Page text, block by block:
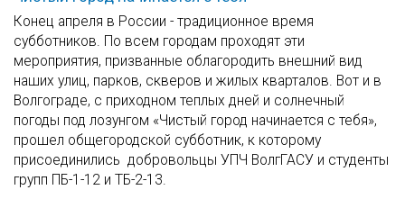
Конец апреля в России - традиционное время
субботников. По всем городам проходят эти
мероприятия, призванные облагородить внешний вид
наших улиц, парков, скверов и жилых кварталов. Вот и в
Волгограде, с приходном теплых дней и солнечный
погоды под лозунгом «Чистый город начинается с тебя»,
прошел общегородской субботник, к которому
присоединились добровольцы УПЧ ВолгГАСУ и студенты
групп ПБ-1-12 и ТБ-2-13.